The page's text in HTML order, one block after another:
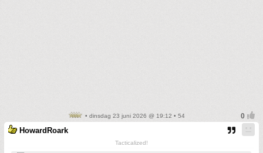
• dinsdag 23 juni 2026 @ 19:12 • 54
HowardRoark
Tacticalized!